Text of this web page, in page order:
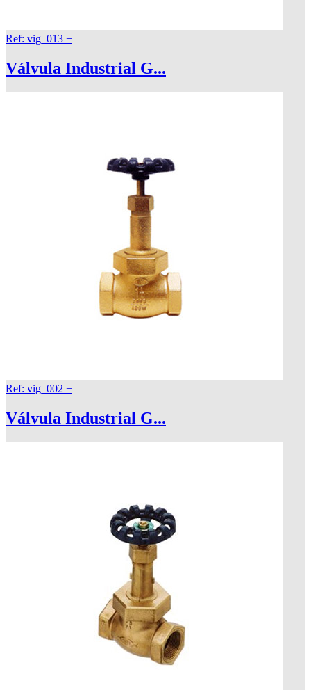
Ref: vig_013 +
Válvula Industrial G...
Ref: vig_002 +
Válvula Industrial G...